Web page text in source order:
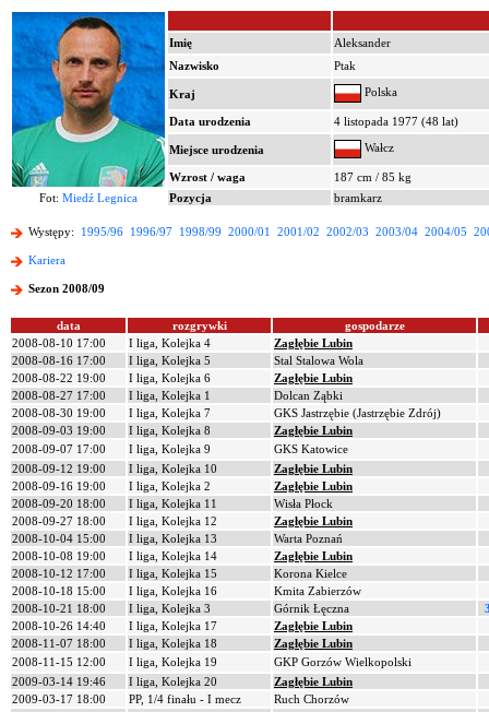
Imię
Aleksander
Nazwisko
Ptak
Kraj Polska
Data urodzenia 4 listopada 1977 (48 lat)
Miejsce urodzenia Wałcz
Wzrost / waga
187 cm / 85 kg
Fot: Miedź Legnica Pozycja bramkarz
Występy: 1995/96 1996/97 1998/99 2000/01 2001/02 2002/03 2003/04 2004/05
Kariera
Sezon 2008/09
data rozgrywki
gospodarze
2008-08-10 17:00
I liga, Kolejka 4
Zagłębie Lubin
2008-08-16 17:00
I liga, Kolejka 5
Stal Stalowa Wola
2008-08-22 19:00
I liga, Kolejka 6
Zagłębie Lubin
2008-08-27 17:00
I liga, Kolejka 1
Dolcan Ząbki
2008-08-30 19:00
I liga, Kolejka 7
GKS Jastrzębie (Jastrzębie Zdrój)
2008-09-03 19:00
I liga, Kolejka 8
Zagłębie Lubin
2008-09-07 17:00
I liga, Kolejka 9
GKS Katowice
2008-09-12 19:00
I liga, Kolejka 10
Zagłębie Lubin
2008-09-16 19:00
I liga, Kolejka 2
Zagłębie Lubin
2008-09-20 18:00
I liga, Kolejka 11
Wisła Płock
2008-09-27 18:00
I liga, Kolejka 12
Zagłębie Lubin
2008-10-04 15:00
I liga, Kolejka 13
Warta Poznań
2008-10-08 19:00
I liga, Kolejka 14
Zagłębie Lubin
2008-10-12 17:00
I liga, Kolejka 15
Korona Kielce
2008-10-18 15:00
I liga, Kolejka 16
Kmita Zabierzów
2008-10-21 18:00
I liga, Kolejka 3 Górnik Łęczna
2008-10-26 14:40
I liga, Kolejka 17
Zagłębie Lubin
2008-11-07 18:00
I liga, Kolejka 18
Zagłębie Lubin
2008-11-15 12:00
I liga, Kolejka 19
GKP Gorzów Wielkopolski
2009-03-14 19:46
I liga, Kolejka 20
Zagłębie Lubin
2009-03-17 18:00
PP, 1/4 finału - I mecz
Ruch Chorzów